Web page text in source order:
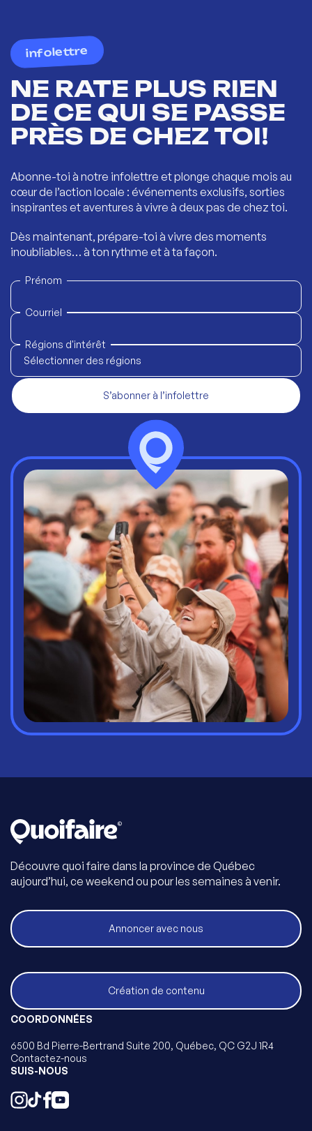
infolettre
NE RATE PLUS RIEN
DE CE QUI SE PASSE
PRÈS DE CHEZ TOI!
Abonne-toi à notre infolettre et plonge chaque mois au
cœur de l’action locale : événements exclusifs, sorties
inspirantes et aventures à vivre à deux pas de chez toi.
Dès maintenant, prépare-toi à vivre des moments
inoubliables… à ton rythme et à ta façon.
Prénom
Courriel
Régions d'intérêt
Sélectionner des régions
S’abonner à l’infolettre
Découvre quoi faire dans la province de Québec
aujourd’hui, ce weekend ou pour les semaines à venir.
Annoncer avec nous
Création de contenu
COORDONNÉES
6500 Bd Pierre-Bertrand Suite 200, Québec, QC G2J 1R4
Contactez-nous
SUIS-NOUS